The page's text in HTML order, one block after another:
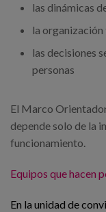
las dinámicas
la organización
las decisiones
personas
El Marco
depende solo de la
funcionamiento.
Equipos que hacen
En la unidad de